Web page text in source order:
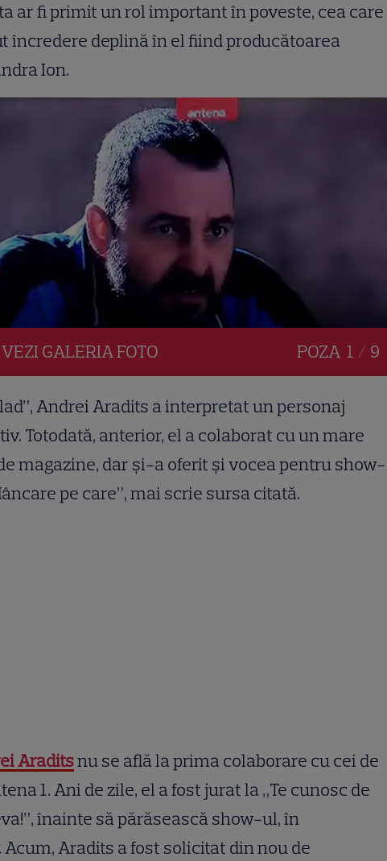
ar fi primit un rol important în poveste, cea care
încredere deplină în el fiind producătoarea
Ion.
VEZI GALERIAFOTO POZA 1 / 9
Andrei Aradits a interpretat un personaj
Totodată, anterior, el a colaborat cu un mare
magazine, dar și-a oferit și vocea pentru show-
pe care”, mai scrie sursa citată.
Araditsnu se află la prima colaborare cu cei de
1. Ani de zile, el a fost jurat la „Te cunosc de
înainte să părăsească show-ul, în
Acum, Aradits a fost solicitat din nou de